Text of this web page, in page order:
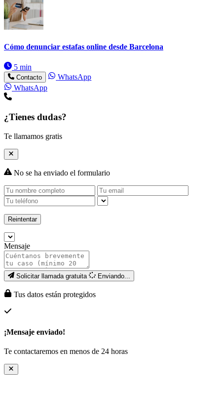
Cómo denunciar estafas online desde Barcelona
5 min
Contacto
WhatsApp
WhatsApp
¿Tienes dudas?
Te llamamos gratis
No se ha enviado el formulario
Reintentar
Mensaje
Solicitar llamada gratuita Enviando...
Tus datos están protegidos
¡Mensaje enviado!
Te contactaremos en menos de 24 horas